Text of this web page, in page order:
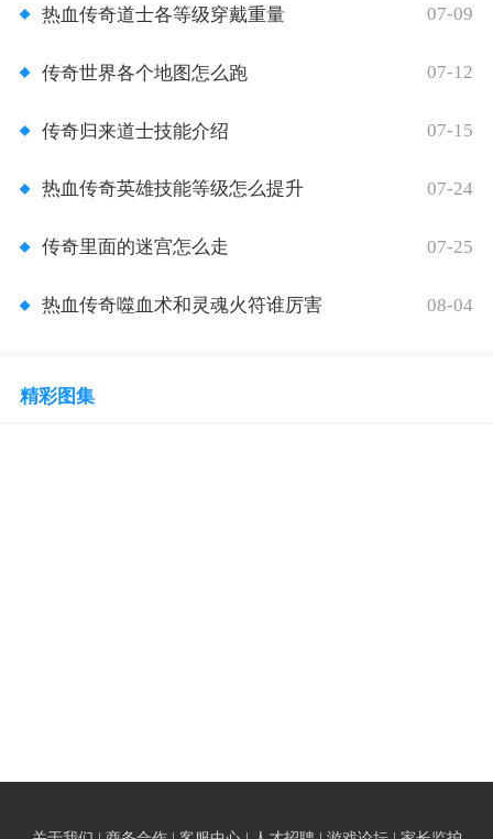
热血传奇道士各等级穿戴重量 07-09
传奇世界各个地图怎么跑 07-12
传奇归来道士技能介绍 07-15
热血传奇英雄技能等级怎么提升 07-24
传奇里面的迷宫怎么走 07-25
热血传奇噬血术和灵魂火符谁厉害 08-04
精彩图集